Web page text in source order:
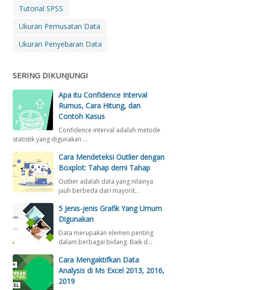
Tutorial SPSS
Ukuran Pemusatan Data
Ukuran Penyebaran Data
SERING DIKUNJUNGI
Apa itu Confidence Interval
Rumus, Cara Hitung, dan
Contoh Kasus
Confidence interval adalah metode
statistik yang digunakan …
Cara Mendeteksi Outlier dengan
Boxplot: Tahap demi Tahap
Outlier adalah data yang nilainya
jauh berbeda dari mayorit…
5 Jenis-jenis Grafik Yang Umum
Digunakan
Data merupakan elemen penting
dalam berbagai bidang. Baik d…
Cara Mengaktifkan Data
Analysis di Ms Excel 2013, 2016,
2019